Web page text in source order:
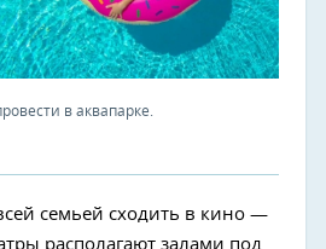
в аквапарке.
семьей сходить в кино —
располагают залами под